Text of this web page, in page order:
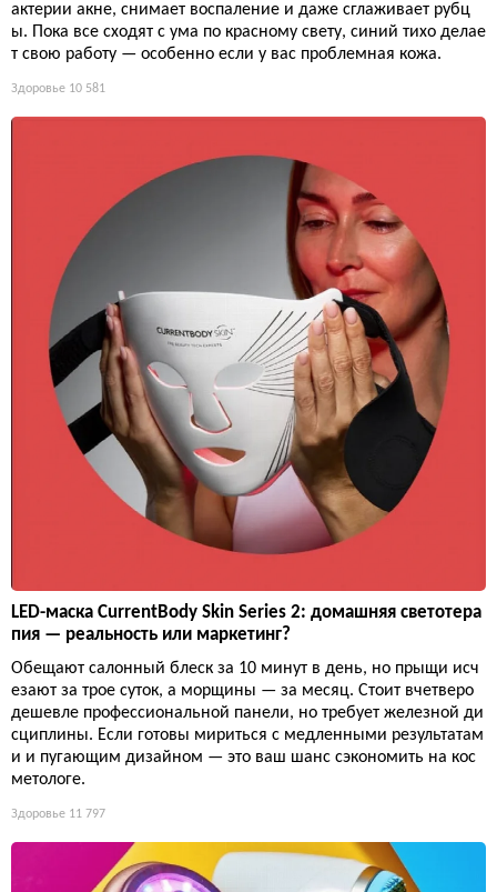
актерии акне, снимает воспаление и даже сглаживает рубц
ы. Пока все сходят с ума по красному свету, синий тихо делае
т свою работу — особенно если у вас проблемная кожа.
Здоровье 10 581
LED-маска CurrentBody Skin Series 2: домашняя светотера
пия — реальность или маркетинг?
Обещают салонный блеск за 10 минут в день, но прыщи исч
езают за трое суток, а морщины — за месяц. Стоит вчетверо
дешевле профессиональной панели, но требует железной ди
сциплины. Если готовы мириться с медленными результатам
и и пугающим дизайном — это ваш шанс сэкономить на кос
метологе.
Здоровье 11 797